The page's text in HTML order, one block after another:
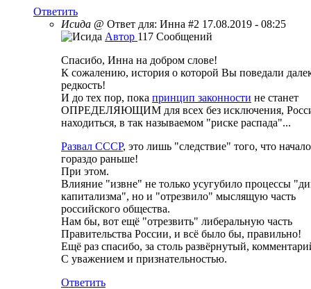
Ответить
Исида @ Ответ для: Инна #2 17.08.2019 - 08:25
Автор 117 Сообщений
Спасибо, Инна на добром слове!
К сожалению, история о которой Вы поведали
редкость!
И до тех пор, пока принцип законности не станет
ОПРЕДЕЛЯЮЩИМ для всех без исключения,
находиться, в так называемом "риске распада"...
Развал СССР, это лишь "следствие" того, что
гораздо раньше!
При этом.
Влияние "извне" не только усугубило процессы
капитализма", но и "отрезвило" мыслящую часть
российского общества.
Нам бы, вот ещё "отрезвить" либеральную часть
Правительства России, и всё было бы, правильно!
Ещё раз спасибо, за столь развёрнутый,
С уважением и признательностью.
Ответить